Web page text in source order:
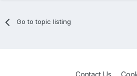
Go to topic listing